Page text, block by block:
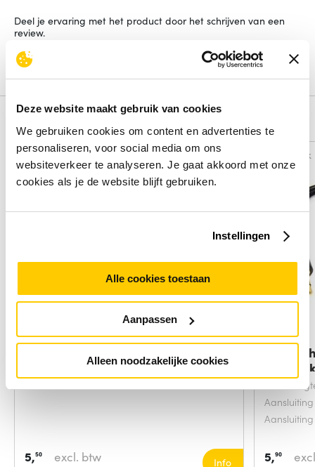
Deze website maakt gebruik van cookies
We gebruiken cookies om content en advertenties te
personaliseren, voor social media om ons
websiteverkeer te analyseren. Je gaat akkoord met onze
cookies als je de website blijft gebruiken.
Instellingen
Alle cookies toestaan
Aanpassen
Alleen noodzakelijke cookies
Deel je ervaring met het product door het schrijven van een
review.
Schrijf een review
Alternatieven
Vergelijk
voor Headsets
5,50
excl. btw
Info
Vergelijk
5,90